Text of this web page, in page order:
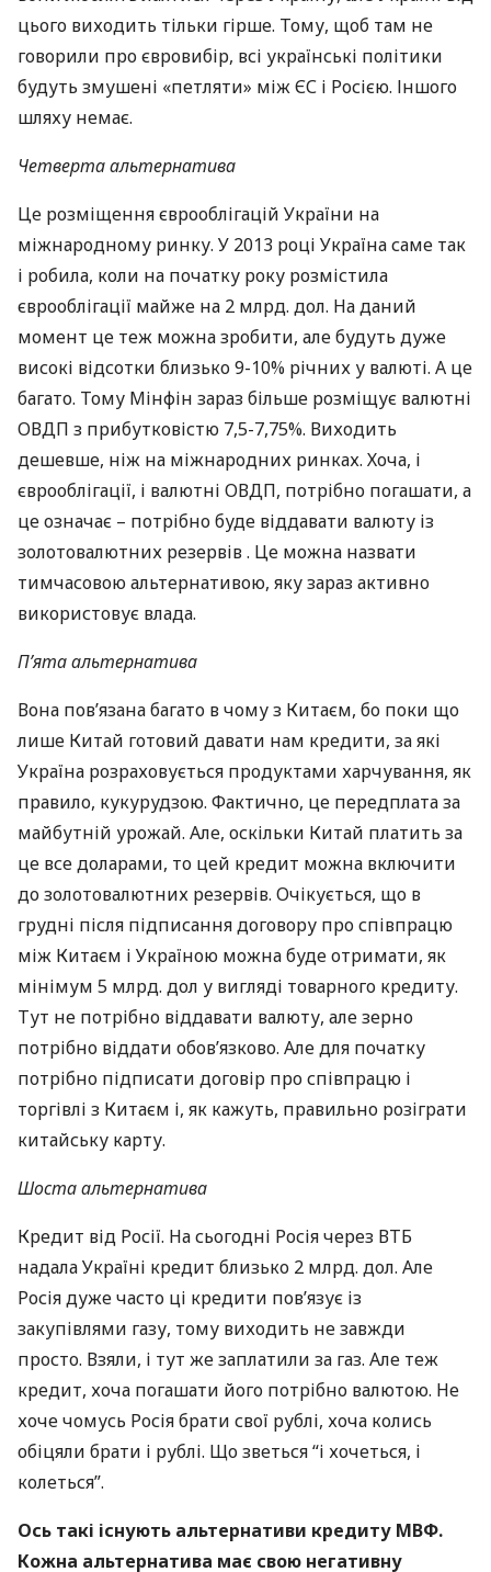
цього виходить тільки гірше. Тому, щоб там не
говорили про євровибір, всі українські політики
будуть змушені «петляти» між ЄС і Росією. Іншого
шляху немає.
Четверта альтернатива
Це розміщення єврооблігацій України на
міжнародному ринку. У 2013 році Україна саме так
і робила, коли на початку року розмістила
єврооблігації майже на 2 млрд. дол. На даний
момент це теж можна зробити, але будуть дуже
високі відсотки близько 9-10% річних у валюті. А це
багато. Тому Мінфін зараз більше розміщує валютні
ОВДП з прибутковістю 7,5-7,75%. Виходить
дешевше, ніж на міжнародних ринках. Хоча, і
єврооблігації, і валютні ОВДП, потрібно погашати, а
це означає – потрібно буде віддавати валюту із
золотовалютних резервів . Це можна назвати
тимчасовою альтернативою, яку зараз активно
використовує влада.
П’ята альтернатива
Вона пов’язана багато в чому з Китаєм, бо поки що
лише Китай готовий давати нам кредити, за які
Україна розраховується продуктами харчування, як
правило, кукурудзою. Фактично, це передплата за
майбутній урожай. Але, оскільки Китай платить за
це все доларами, то цей кредит можна включити
до золотовалютних резервів. Очікується, що в
грудні після підписання договору про співпрацю
між Китаєм і Україною можна буде отримати, як
мінімум 5 млрд. дол у вигляді товарного кредиту.
Тут не потрібно віддавати валюту, але зерно
потрібно віддати обов’язково. Але для початку
потрібно підписати договір про співпрацю і
торгівлі з Китаєм і, як кажуть, правильно розіграти
китайську карту.
Шоста альтернатива
Кредит від Росії. На сьогодні Росія через ВТБ
надала Україні кредит близько 2 млрд. дол. Але
Росія дуже часто ці кредити пов’язує із
закупівлями газу, тому виходить не завжди
просто. Взяли, і тут же заплатили за газ. Але теж
кредит, хоча погашати його потрібно валютою. Не
хоче чомусь Росія брати свої рублі, хоча колись
обіцяли брати і рублі. Що зветься “і хочеться, і
колеться”.
Ось такі існують альтернативи кредиту МВФ.
Кожна альтернатива має свою негативну